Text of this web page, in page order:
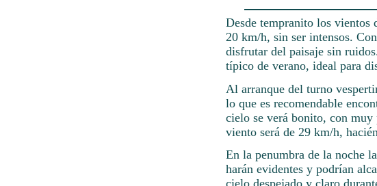
Desde tempranito los vientos
20 km/h, sin ser intensos.
disfrutar del paisaje sin
típico de verano, ideal para
Al arranque del turno
lo que es recomendable
cielo se verá bonito, con
viento será de 29 km/h,
En la penumbra de la noche
harán evidentes y podrían